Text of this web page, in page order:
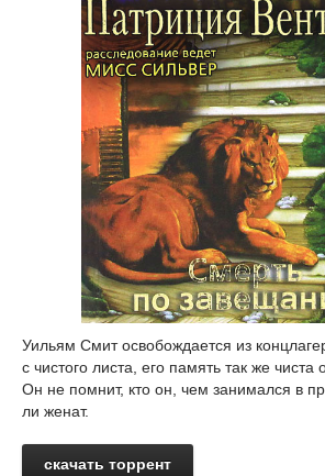
Уильям Смит освобождается из
с чистого листа, его память так же чиста
Он не помнит, кто он, чем занимался в
ли женат.
скачать торрент